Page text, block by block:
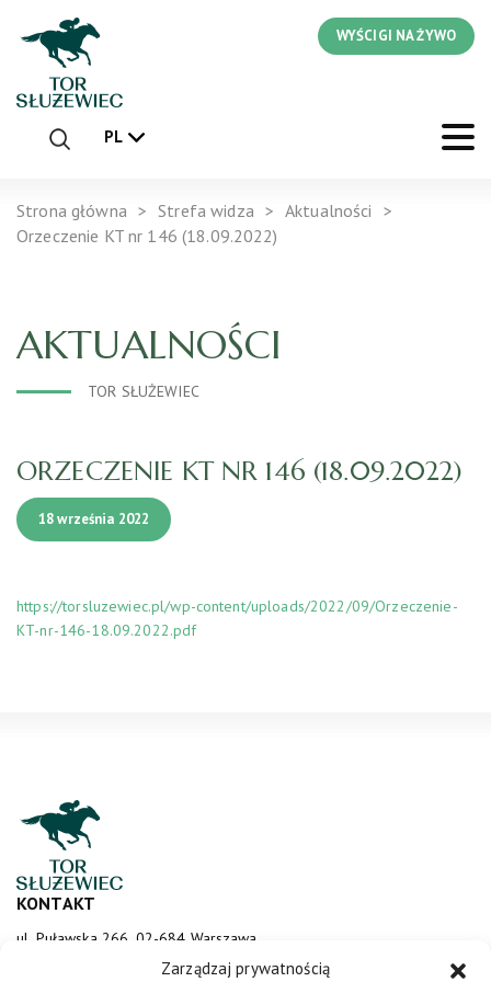
Zarządzaj prywatnością
WYŚCIGI NA ŻYWO
PL
Strona główna Strefa widza
Aktualności
Orzeczenie KT nr 146 (18.09.2022)
AKTUALNOŚCI
TOR SŁUŻEWIEC
ORZECZENIE KT NR 146 (18.09.2022)
18 września 2022
https://torsluzewiec.pl/wp-content/uploads/2022/09/Orzeczenie-
KT-nr-146-18.09.2022.pdf
KONTAKT
ul. Puławska 266, 02-684 Warszawa
sluzewiec@totalizator.pl